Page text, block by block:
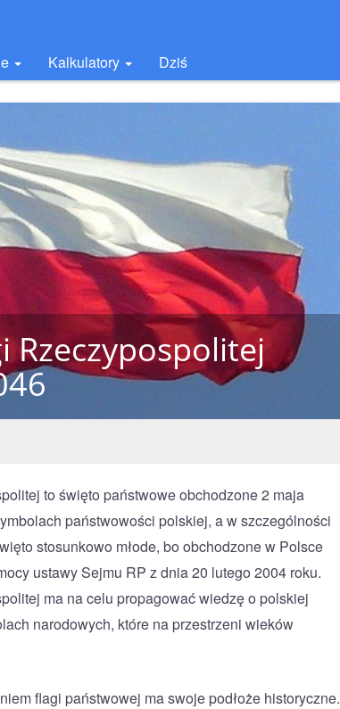
Kalkulatory Dziś
Rzeczypospolitej
to święto państwowe obchodzone 2 maja
państwowości polskiej, a w szczególności
stosunkowo młode, bo obchodzone w Polsce
ustawy Sejmu RP z dnia 20 lutego 2004 roku.
ma na celu propagować wiedzę o polskiej
narodowych, które na przestrzeni wieków
flagi państwowej ma swoje podłoże historyczne.